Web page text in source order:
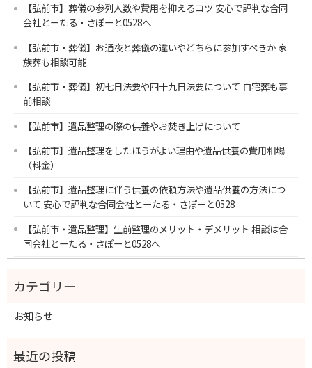
【弘前市】葬儀の参列人数や費用を抑えるコツ 安心で評判な合同
会社とーたる・さぽーと0528へ
【弘前市・葬儀】お通夜と葬儀の違いやどちらに参加すべきか 家
族葬も相談可能
【弘前市・葬儀】初七日法要や四十九日法要について 自宅葬も事
前相談
【弘前市】遺品整理の際の供養やお焚き上げについて
【弘前市】遺品整理をしたほうがよい理由や遺品供養の費用相場
（料金）
【弘前市】遺品整理に伴う供養の依頼方法や遺品供養の方法につ
いて 安心で評判な合同会社とーたる・さぽーと0528
【弘前市・遺品整理】生前整理のメリット・デメリット 相談は合
同会社とーたる・さぽーと0528へ
お知らせ